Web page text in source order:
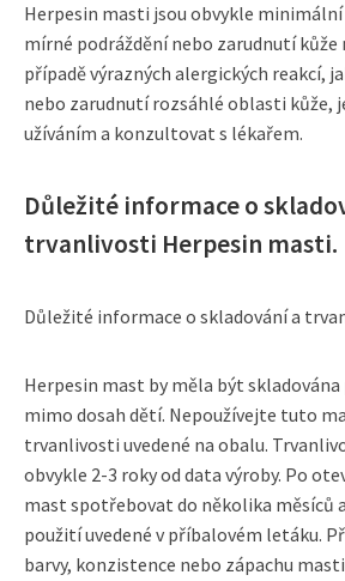
Herpesin masti jsou obvykle
mírné podráždění nebo zarudnutí kůže
případě výrazných alergických reakcí,
nebo zarudnutí rozsáhlé oblasti kůže,
užíváním a konzultovat s lékařem.
Důležité informace o
trvanlivosti Herpesin masti.
Důležité informace o skladování a
Herpesin mast by měla být
mimo dosah dětí. Nepoužívejte tuto
trvanlivosti uvedené na obalu.
obvykle 2-3 roky od data výroby. Po
mast spotřebovat do několika měsíců
použití uvedené v příbalovém letáku.
barvy, konzistence nebo zápachu